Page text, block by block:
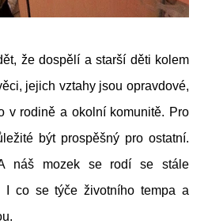
že dospělí a starší děti kolem
jejich vztahy jsou opravdové,
v rodině a okolní komunitě. Pro
být prospěšný pro ostatní.
náš mozek se rodí se stále
I co se týče životního tempa a